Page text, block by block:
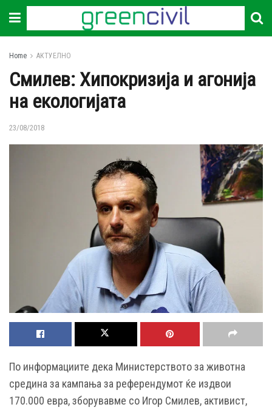
Home АКТУЕЛНО
Смилев: Хипокризија и агонија
на екологијата
23/08/2018
По информациите дека Министерството за животна
средина за кампања за референдумот ќе издвои
170.000 евра, зборувавме со Игор Смилев, активист,